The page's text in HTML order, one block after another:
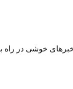
خوشی در راه